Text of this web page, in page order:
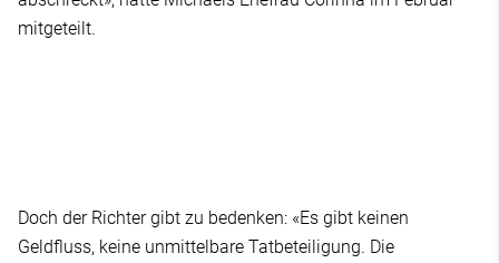
mitgeteilt.
Doch der Richter gibt zu bedenken: «Es gibt keinen
Geldfluss, keine unmittelbare Tatbeteiligung. Die